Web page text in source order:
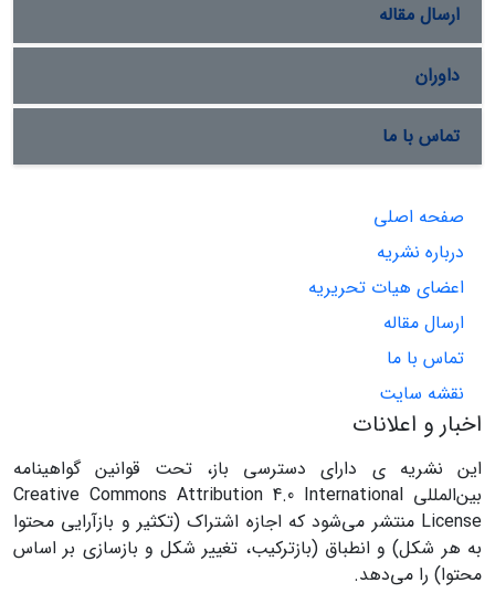
ارسال مقاله
داوران
تماس با ما
صفحه اصلی
درباره نشریه
اعضای هیات تحریریه
ارسال مقاله
تماس با ما
نقشه سایت
اخبار و اعلانات
این نشریه ی دارای دسترسی باز، تحت قوانین گواهینامه
بین‌المللی Creative Commons Attribution 4.0 International
License منتشر می‌شود که اجازه اشتراک (تکثیر و بازآرایی محتوا
به هر شکل) و انطباق (بازترکیب، تغییر شکل و بازسازی بر اساس
محتوا) را می‌دهد.